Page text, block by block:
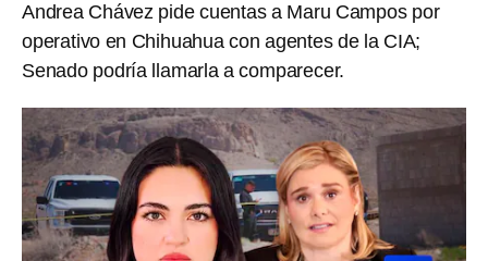
Andrea Chávez pide cuentas a Maru Campos por
operativo en Chihuahua con agentes de la CIA;
Senado podría llamarla a comparecer.